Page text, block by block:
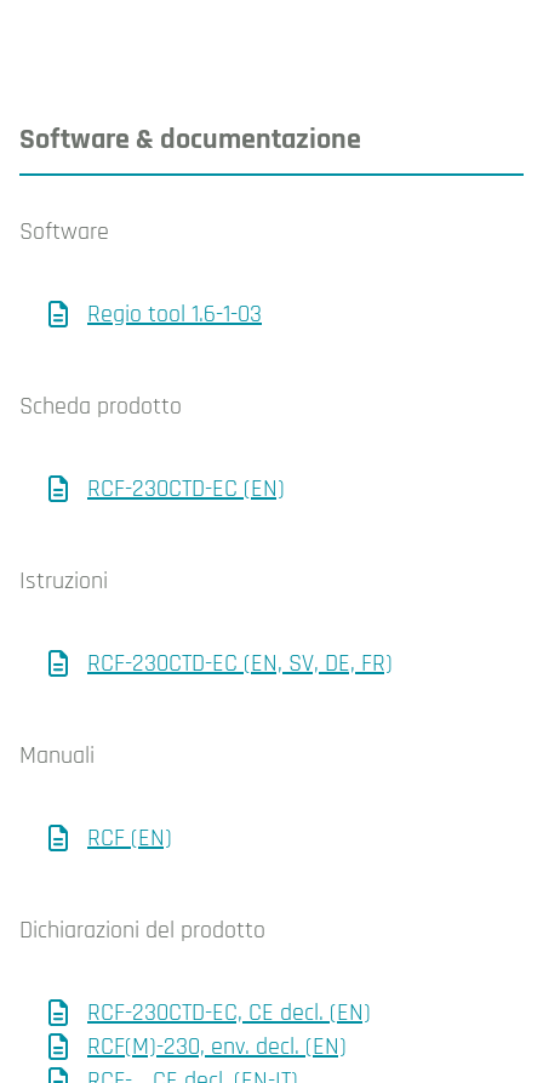
Software & documentazione
Software
Regio tool 1.6-1-03
Scheda prodotto
RCF-230CTD-EC (EN)
Istruzioni
RCF-230CTD-EC (EN, SV, DE, FR)
Manuali
RCF (EN)
Dichiarazioni del prodotto
RCF-230CTD-EC, CE decl. (EN)
RCF(M)-230, env. decl. (EN)